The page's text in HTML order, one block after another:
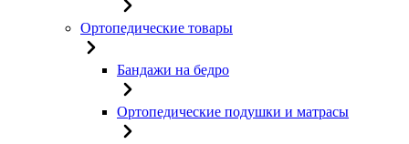
Ортопедические товары
Бандажи на бедро
Ортопедические подушки и матрасы